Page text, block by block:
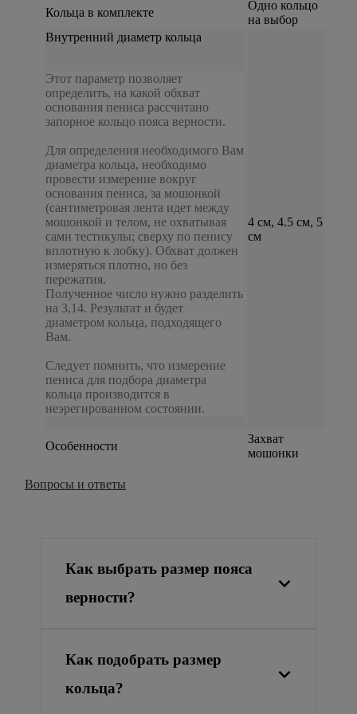
Кольца в комплекте
Одно кольцо
на выбор
Внутренний диаметр кольца
Этот параметр позволяет
определить, на какой обхват
основания пениса рассчитано
запорное кольцо пояса верности.
Для определения необходимого Вам
диаметра кольца, необходимо
провести измерение вокруг
основания пениса, за мошонкой
(сантиметровая лента идет между
мошонкой и телом, не охватывая
сами тестикулы; сверху по пенису
вплотную к лобку). Обхват должен
измеряться плотно, но без
пережатия.
Полученное число нужно разделить
на 3,14. Результат и будет
диаметром кольца, подходящего
Вам.
Следует помнить, что измерение
пениса для подбора диаметра
кольца производится в
неэрегированном состоянии.
4 см, 4.5 см, 5
см
Особенности
Захват
мошонки
Вопросы и ответы
Как выбрать размер пояса
верности?
Как подобрать размер
кольца?